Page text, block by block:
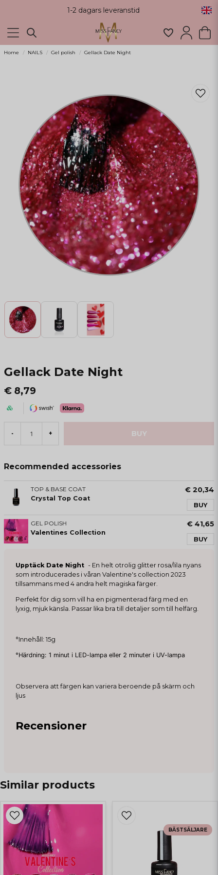
1-2 dagars leveranstid
Home NAILS Gel polish Gellack Date Night
Gellack Date Night
€ 8,79
- + BUY
Recommended accessories
TOP & BASE COAT
Crystal Top Coat
€ 20,34
BUY
GEL POLISH
Valentines Collection
€ 41,65
BUY
Upptäck Date Night - En helt otrolig glitter rosa/lila nyans
som introducerades i våran Valentine's collection 2023
tillsammans med 4 andra helt magiska färger.
Perfekt för dig som vill ha en pigmenterad färg med en
lyxig, mjuk känsla. Passar lika bra till detaljer som till helfärg.
°Innehåll: 15g
°Härdning: 1 minut i LED-lampa eller 2 minuter i UV-lampa
Observera att färgen kan variera beroende på skärm och
ljus
Recensioner
Similar products
BÄSTSÄLJARE